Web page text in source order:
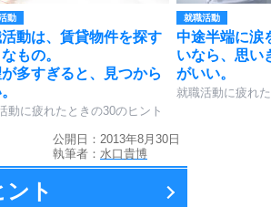
動
動は、賃貸物件を探す
もの。
多すぎると、見つから
動に疲れたときの30のヒント
就職活動
中途半端に涙
いなら、思い
がいい。
就職活動に疲れ
公開日：2013年8月30日
執筆者： 水口貴博
ント